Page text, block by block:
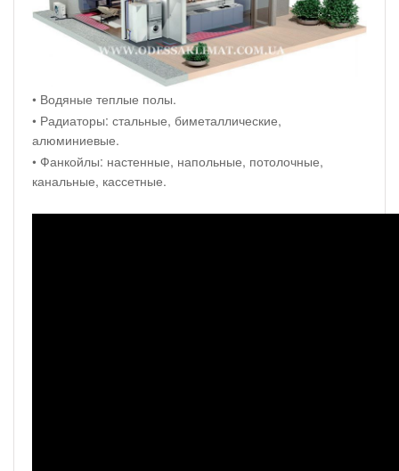
• Водяные теплые полы.
• Радиаторы: стальные, биметаллические,
алюминиевые.
• Фанкойлы: настенные, напольные, потолочные,
канальные, кассетные.